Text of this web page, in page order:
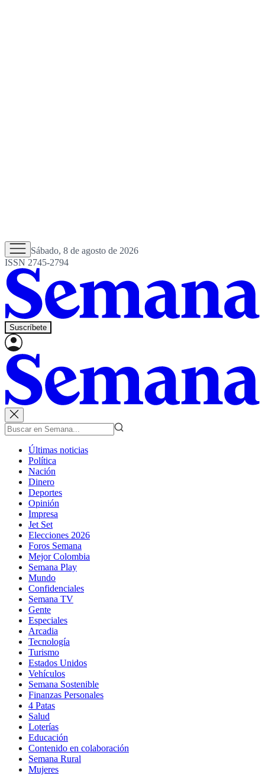
Sábado, 8 de agosto de 2026
ISSN 2745-2794
Suscríbete
Últimas noticias
Política
Nación
Dinero
Deportes
Opinión
Impresa
Jet Set
Elecciones 2026
Foros Semana
Mejor Colombia
Semana Play
Mundo
Confidenciales
Semana TV
Gente
Especiales
Arcadia
Tecnología
Turismo
Estados Unidos
Vehículos
Semana Sostenible
Finanzas Personales
4 Patas
Salud
Loterías
Educación
Contenido en colaboración
Semana Rural
Mujeres